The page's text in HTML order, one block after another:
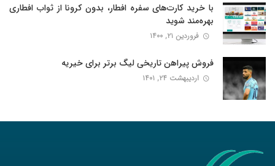
با خرید کارت‌‌های سفره افطار، بدون کرونا از ثواب افطاری
بهره‌مند شوید
فروردین ۲۱, ۱۴۰۰
فروش پیراهن تاریخی لیگ برتر برای خیریه
اردیبهشت ۲۴, ۱۴۰۱